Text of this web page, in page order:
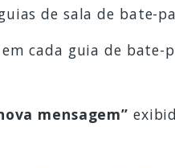
de sala de bate-
cada guia de bate-
mensagem”